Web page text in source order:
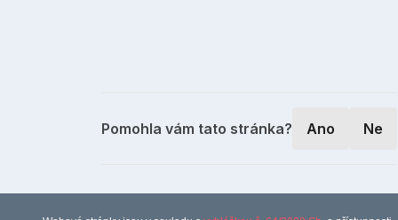
Pomohla vám tato stránka? Ano Ne